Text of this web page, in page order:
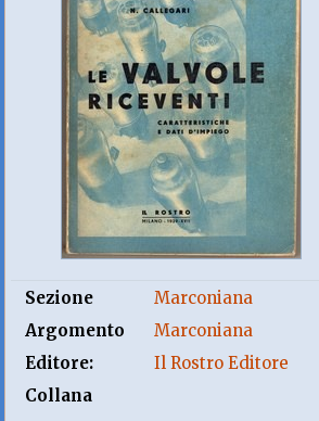
Sezione
Marconiana
Argomento
Marconiana
Editore:
Il Rostro Editore
Collana